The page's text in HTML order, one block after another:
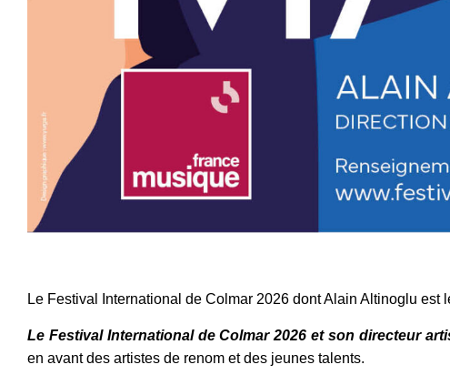
Le Festival International de Colmar 2026 dont Alain Altinoglu est
Le Festival International de Colmar 2026 et son directeur
en avant des artistes de renom et des jeunes talents.